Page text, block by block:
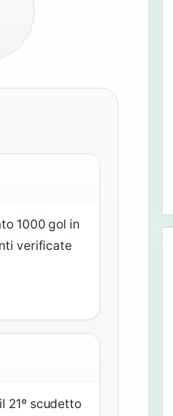
1000 gol in
verificate
21º scudetto